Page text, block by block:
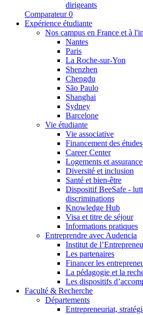
dirigeants
Comparateur 0
Expérience étudiante
Nos campus en France et à
Nantes
Paris
La Roche-sur-Yon
Shenzhen
Chengdu
São Paulo
Shanghai
Sydney
Barcelone
Vie étudiante
Vie associative
Financement des études
Career Center
Logements et
Diversité et inclusion
Santé et bien-être
Dispositif BeeSafe -
discriminations
Knowledge Hub
Visa et titre de séjour
Informations pratiques
Entreprendre avec Audencia
Institut de
Les partenaires
Financer les
La pédagogie et la
Les dispositifs
Faculté & Recherche
Départements
Entrepreneuriat,